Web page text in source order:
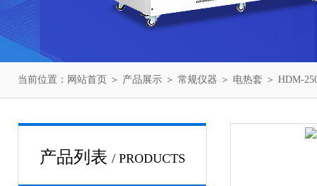
当前位置： 网站首页 ＞ 产品展示 ＞ 常规仪器 ＞ 电热套 ＞ HDM-
产品列表 / PRODUCTS